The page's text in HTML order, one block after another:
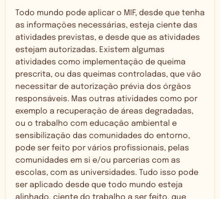
Todo mundo pode aplicar o MIF, desde que tenha
as informações necessárias, esteja ciente das
atividades previstas, e desde que as atividades
estejam autorizadas. Existem algumas
atividades como implementação de queima
prescrita, ou das queimas controladas, que vão
necessitar de autorização prévia dos órgãos
responsáveis. Mas outras atividades como por
exemplo a recuperação de áreas degradadas,
ou o trabalho com educação ambiental e
sensibilização das comunidades do entorno,
pode ser feito por vários profissionais, pelas
comunidades em si e/ou parcerias com as
escolas, com as universidades. Tudo isso pode
ser aplicado desde que todo mundo esteja
alinhado, ciente do trabalho a ser feito, que